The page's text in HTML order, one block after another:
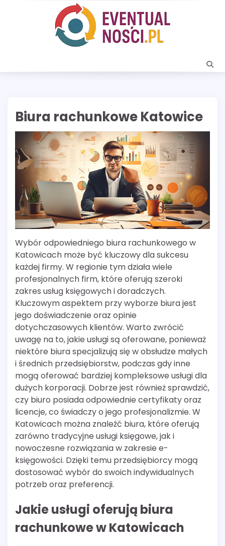
Biura rachunkowe Katowice
Wybór odpowiedniego biura rachunkowego w
Katowicach może być kluczowy dla sukcesu
każdej firmy. W regionie tym działa wiele
profesjonalnych firm, które oferują szeroki
zakres usług księgowych i doradczych.
Kluczowym aspektem przy wyborze biura jest
jego doświadczenie oraz opinie
dotychczasowych klientów. Warto zwrócić
uwagę na to, jakie usługi są oferowane, ponieważ
niektóre biura specjalizują się w obsłudze małych
i średnich przedsiębiorstw, podczas gdy inne
mogą oferować bardziej kompleksowe usługi dla
dużych korporacji. Dobrze jest również sprawdzić,
czy biuro posiada odpowiednie certyfikaty oraz
licencje, co świadczy o jego profesjonalizmie. W
Katowicach można znaleźć biura, które oferują
zarówno tradycyjne usługi księgowe, jak i
nowoczesne rozwiązania w zakresie e-
księgowości. Dzięki temu przedsiębiorcy mogą
dostosować wybór do swoich indywidualnych
potrzeb oraz preferencji.
Jakie usługi oferują biura
rachunkowe w Katowicach